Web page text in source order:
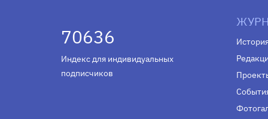
70636
Индекс для индивидуальных
подписчиков